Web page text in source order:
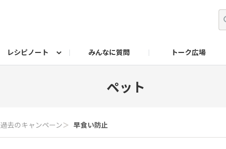
レシピノート みんなに質問 トーク広場
ペット
過去のキャンペーン＞ 早食い防止